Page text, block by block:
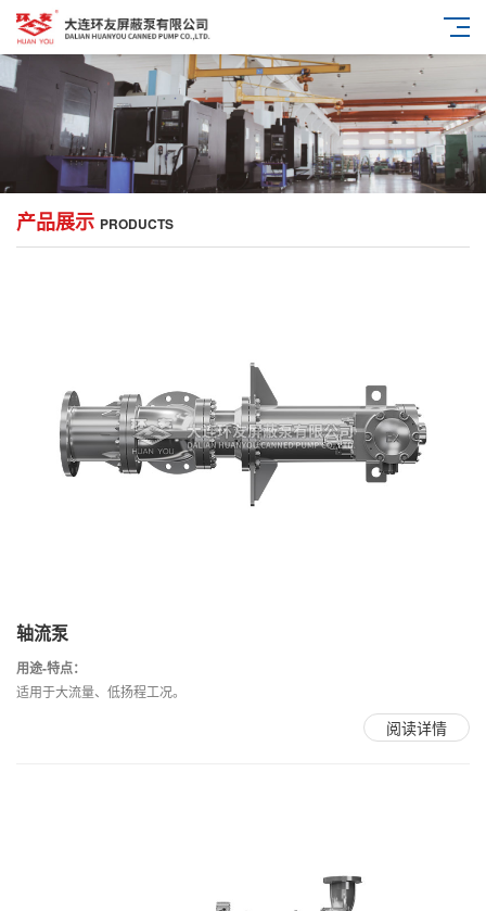
产品展示 PRODUCTS
轴流泵
用途-特点：
适用于大流量、低扬程工况。
阅读详情